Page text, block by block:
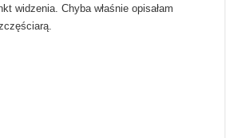
widzenia. Chyba właśnie opisałam